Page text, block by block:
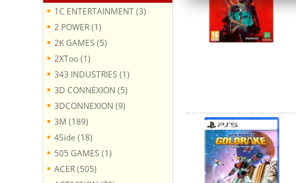
1C ENTERTAINMENT (3)
2 POWER (1)
2K GAMES (5)
2XToo (1)
343 INDUSTRIES (1)
3D CONNEXION (5)
3DCONNEXION (9)
3M (189)
4Side (18)
505 GAMES (1)
ACER (505)